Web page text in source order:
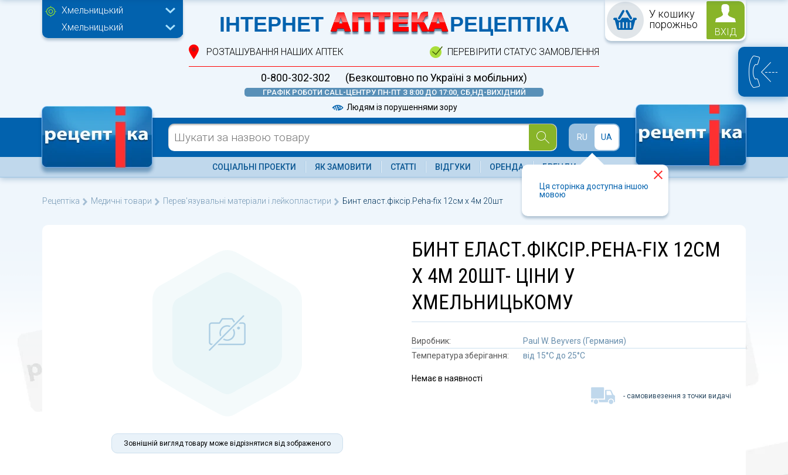
Хмельницький
Хмельницький
У кошику
порожньо
ВХІД
ІНТЕРНЕТ АПТЕКА
РЕЦЕПТІКА
РОЗТАШУВАННЯ НАШИХ АПТЕК ПЕРЕВІРИТИ СТАТУС ЗАМОВЛЕННЯ
0-800-302-302 (Безкоштовно по Україні з мобільних)
ГРАФІК РОБОТИ CALL-ЦЕНТРУ ПН-ПТ З 8:00 ДО 17:00, СБ,НД-ВИХІДНИЙ
Людям із порушеннями зору
RU UA
Ця сторінка доступна іншою
мовою
СОЦІАЛЬНІ ПРОЕКТИ ЯК ЗАМОВИТИ СТАТТІ ВІДГУКИ ОРЕНДА БРЕНДИ
Рецептіка Медичні товари Перев'язувальні матеріали і лейкопластири Бинт еласт.фіксір.Peha-fix 12см х 4м 20шт
Зовнішній вигляд товару може відрізнятися від зображеного
БИНТ ЕЛАСТ.ФІКСІР.PEHA-FIX 12СМ
Х 4М 20ШТ- ЦІНИ У
ХМЕЛЬНИЦЬКОМУ
Виробник:
Paul W. Beyvers (Германия)
Температура зберігання:
від 15°C до 25°C
Немає в наявності
- самовивезення з точки видачі